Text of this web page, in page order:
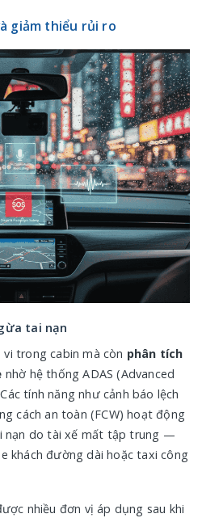
giảm thiểu rủi ro
tai nạn
trong cabin mà còn phân tích
nhờ hệ thống ADAS (Advanced
tính năng như cảnh báo lệch
cách an toàn (FCW) hoạt động
nạn do tài xế mất tập trung —
khách đường dài hoặc taxi công
nhiều đơn vị áp dụng sau khi